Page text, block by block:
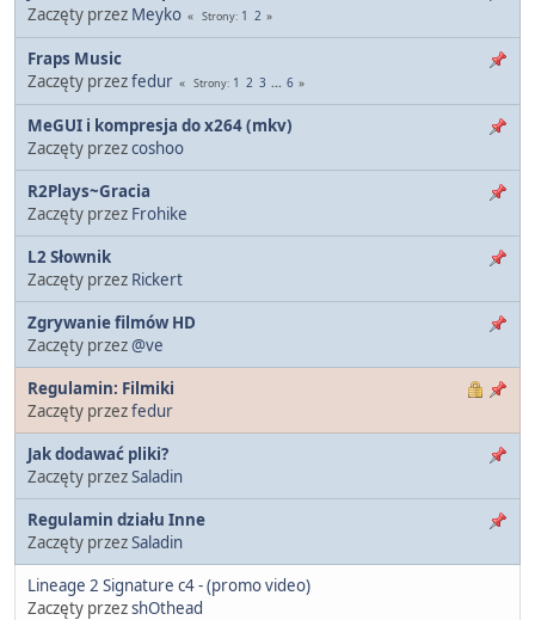
Zaczęty przez Meyko Strony 1 2
Fraps Music
Zaczęty przezfedur Strony 1 2 3 ... 6
MeGUI i kompresja do x264 (mkv)
Zaczęty przezcoshoo
R2Plays~Gracia
Zaczęty przez Frohike
L2 Słownik
Zaczęty przez Rickert
Zgrywanie filmów HD
Zaczęty przez@ve
Regulamin: Filmiki
Zaczęty przezfedur
Jak dodawać pliki?
Zaczęty przezSaladin
Regulamin działu Inne
Zaczęty przezSaladin
Lineage 2 Signature c4 - (promo video)
Zaczęty przezshOthead